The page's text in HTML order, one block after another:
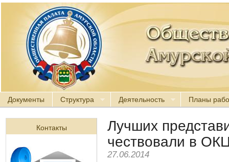
Документы Структура Деятельность Планы
Контакты
Лучших
чествовали в
27.06.2014